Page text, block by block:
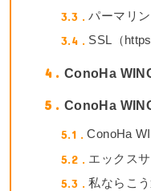
3.3 パーマリ
3.4 SSL（
4 ConoHa
5 ConoHa
5.1 ConoHa
5.2 エックス
5.3 私ならこ